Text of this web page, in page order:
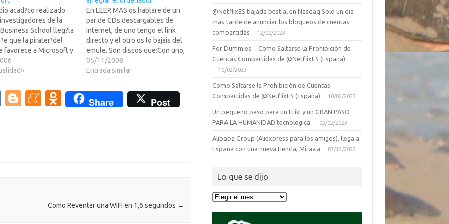
acad?co realizado
de la
School lleg?la
que la pirater?del
favorece a Microsoft y
gama de
Leer mas >>>La
Casadesus-Masanell
y se basaba
En LEER MAS os hablare de un
par de CDs descargables de
internet, de uno tengo el link
directo y el otro os lo bajais del
emule. Son discos que:Con uno,
podeis arreglar el MBR, usease,
quien no se ha encontrado un
cosa oscurita…
05/11/2008
Entrada similar
V
Bl
M O
ik
Share
Post
Como Reventar una WiFi en 1,6 segundos →
@NetflixES bajada bestial en Nasdaq Solo un dia
mas tarde de anunciar los bloqueos de cuentas
compartidas
12/02/2023
For Dummies… Como Saltarse la Prohibición de
Cuentas Compartidas de @NetflixES (España)
10/02/2023
Como Saltarse la Prohibición de Cuentas
Compartidas de @NetflixES (España)
10/02/2023
Un pequeño paso para un Friki y un GRAN PASO
PARA LA HUMANIDAD tecnologica.
02/02/2023
Alibaba Group (Aliexpress para los amigos), llega a
España con una nueva tienda, Miravia
07/12/2022
Lo que se dijo
Lo